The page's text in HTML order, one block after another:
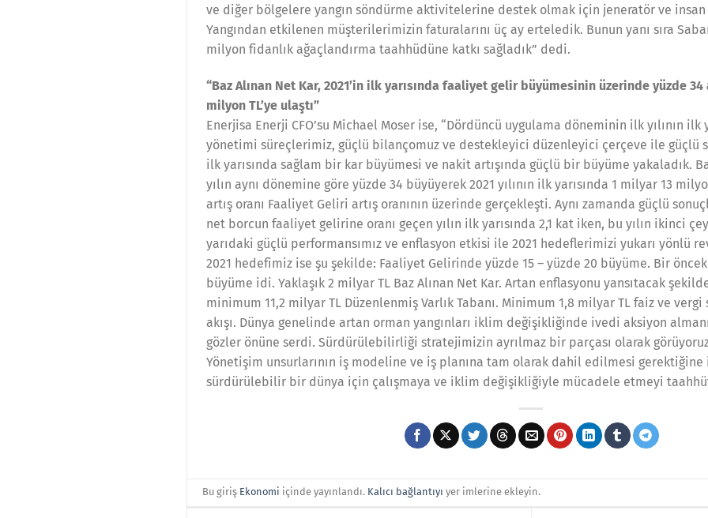
ve diğer bölgelere yangın söndürme aktivitelerine destek olmak için jeneratör ve insan
Yangından etkilenen müşterilerimizin faturalarını üç ay erteledik. Bunun yanı sıra
milyon fidanlık ağaçlandırma taahhüdüne katkı sağladık” dedi.
“Baz Alınan Net Kar, 2021’in ilk yarısında faaliyet gelir büyümesinin üzerinde yüzde
milyon TL’ye ulaştı”
Enerjisa Enerji CFO’su Michael Moser ise, “Dördüncü uygulama döneminin ilk yılının ilk
yönetimi süreçlerimiz, güçlü bilançomuz ve destekleyici düzenleyici çerçeve ile güçlü
ilk yarısında sağlam bir kar büyümesi ve nakit artışında güçlü bir büyüme yakaladık.
yılın aynı dönemine göre yüzde 34 büyüyerek 2021 yılının ilk yarısında 1 milyar 13
artış oranı Faaliyet Geliri artış oranının üzerinde gerçekleşti. Aynı zamanda güçlü
net borcun faaliyet gelirine oranı geçen yılın ilk yarısında 2,1 kat iken, bu yılın ikinci
yarıdaki güçlü performansımız ve enflasyon etkisi ile 2021 hedeflerimizi yukarı yönlü
2021 hedefimiz ise şu şekilde: Faaliyet Gelirinde yüzde 15 – yüzde 20 büyüme. Bir
büyüme idi. Yaklaşık 2 milyar TL Baz Alınan Net Kar. Artan enflasyonu yansıtacak
minimum 11,2 milyar TL Düzenlenmiş Varlık Tabanı. Minimum 1,8 milyar TL faiz ve vergi
akışı. Dünya genelinde artan orman yangınları iklim değişikliğinde ivedi aksiyon
gözler önüne serdi. Sürdürülebilirliği stratejimizin ayrılmaz bir parçası olarak
Yönetişim unsurlarının iş modeline ve iş planına tam olarak dahil edilmesi gerektiğine
sürdürülebilir bir dünya için çalışmaya ve iklim değişikliğiyle mücadele etmeyi
Bu giriş Ekonomi içinde yayınlandı. Kalıcı bağlantıyı yer imlerine ekleyin.